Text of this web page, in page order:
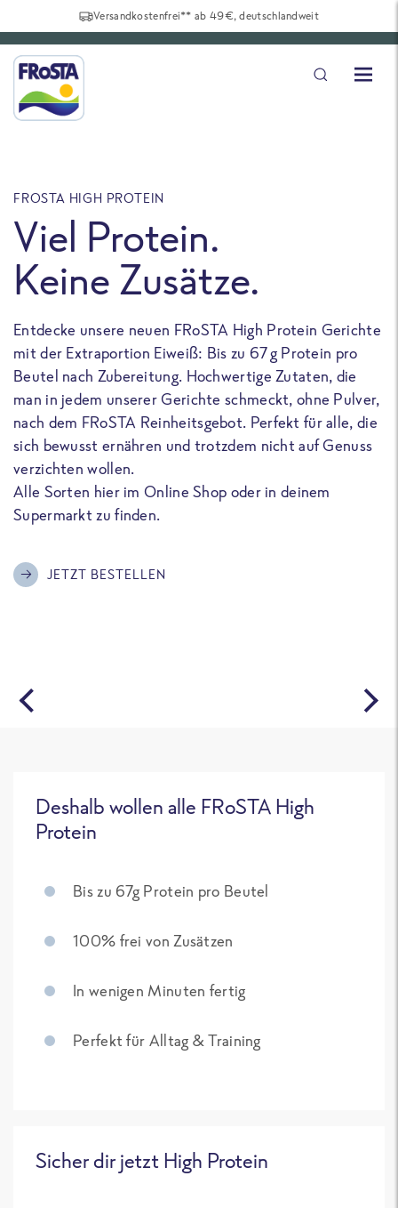
Versandkostenfrei** ab 49€, deutschlandweit
FROSTA HIGH PROTEIN
Viel Protein.
Keine Zusätze.
Entdecke unsere neuen FRoSTA High Protein Gerichte
mit der Extraportion Eiweiß: Bis zu 67 g Protein pro
Beutel nach Zubereitung. Hochwertige Zutaten, die
man in jedem unserer Gerichte schmeckt, ohne Pulver,
nach dem FRoSTA Reinheitsgebot. Perfekt für alle, die
sich bewusst ernähren und trotzdem nicht auf Genuss
verzichten wollen.
Alle Sorten hier im Online Shop oder in deinem
Supermarkt zu finden.
JETZT BESTELLEN
Deshalb wollen alle FRoSTA High
Protein
Bis zu 67g Protein pro Beutel
100% frei von Zusätzen
In wenigen Minuten fertig
Perfekt für Alltag & Training
Sicher dir jetzt High Protein